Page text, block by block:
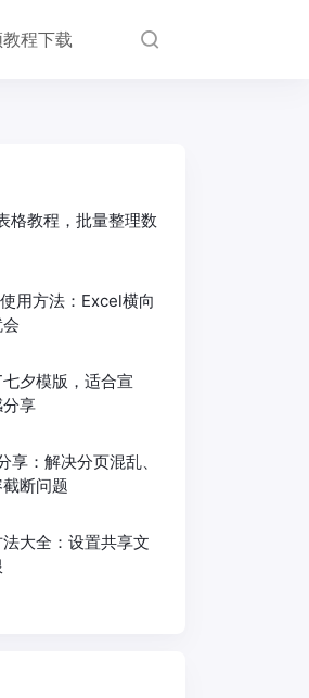
程下载
格教程，批量整理数
用方法：Excel横向
夕模版，适合宣
享
享：解决分页混乱、
断问题
大全：设置共享文